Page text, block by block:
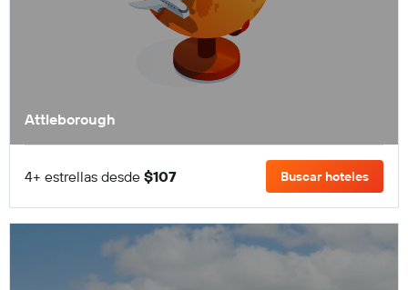
Attleborough
4+ estrellas desde $107 Buscar hoteles